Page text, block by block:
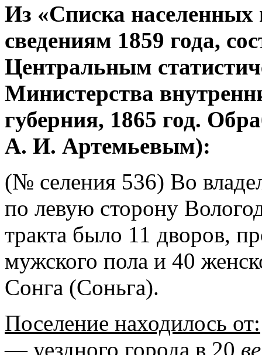
Из «Списка населенных
сведениям 1859 года,
Центральным
Министерства
губерния, 1865 год.
А. И. Артемьевым):
(№ селения 536) Во
по левую сторону
тракта было 11 дворов,
мужского пола и 40
Сонга (Соньга).
Поселение находилось от:
— уездного города в 20